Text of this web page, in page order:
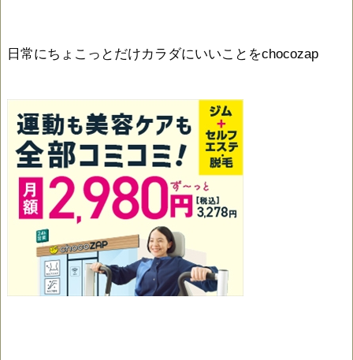
日常にちょこっとだけカラダにいいことをchocozap